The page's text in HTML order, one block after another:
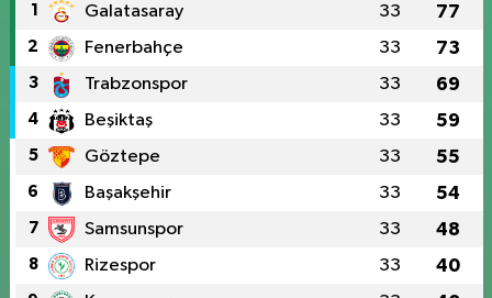
1 Galatasaray 33 77
2 Fenerbahçe 33 73
3 Trabzonspor 33 69
4 Beşiktaş 33 59
5 Göztepe 33 55
6 Başakşehir 33 54
7 Samsunspor 33 48
8 Rizespor 33 40